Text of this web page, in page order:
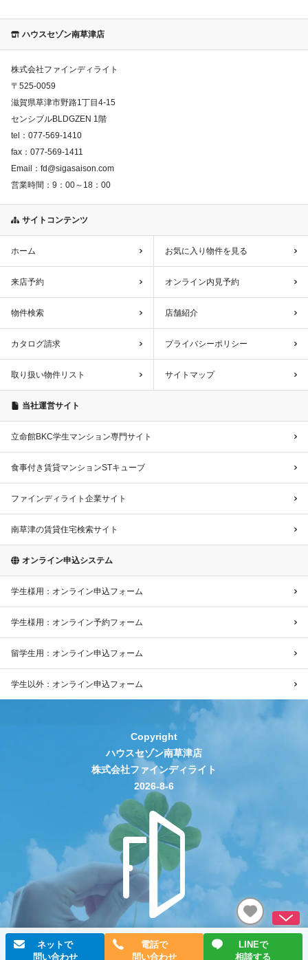
ネットで
問い合わせ
電話で
問い合わせ
LINEで
相談する
ハウスセゾン南草津店
株式会社ファインディライト
〒 525-0059
滋賀県草津市野路1丁目4-15
センシブルBLDGZEN 1階
tel： 077-569-1410
fax： 077-569-1411
Email： fd@sigasaison.com
営業時間： 9：00～18：00
サイトコンテンツ
ホーム お気に入り物件を見る
来店予約 オンライン内見予約
物件検索 店舗紹介
カタログ請求 プライバシーポリシー
取り扱い物件リスト サイトマップ
当社運営サイト
立命館BKC学生マンション専門サイト
食事付き賃貸マンションSTキューブ
ファインディライト企業サイト
南草津の賃貸住宅検索サイト
オンライン申込システム
学生様用：オンライン申込フォーム
学生様用：オンライン予約フォーム
留学生用：オンライン申込フォーム
学生以外：オンライン申込フォーム
Copyright
ハウスセゾン南草津店
株式会社ファインディライト
2026-8-6